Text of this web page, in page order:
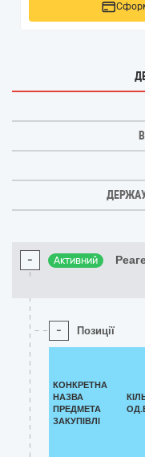
- Активний
- Позиції
КОНКРЕТНА
НАЗВА
ПРЕДМЕТА
ЗАКУПІВЛІ